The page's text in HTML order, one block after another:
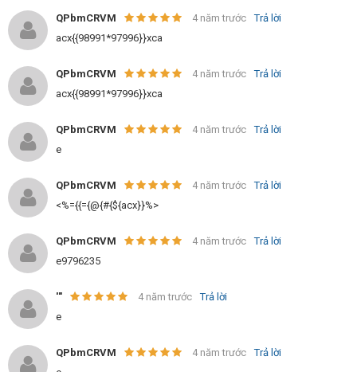
QPbmCRVM 4 năm trước
Trả lời
acx{{98991*97996}}xca
QPbmCRVM 4 năm trước
Trả lời
acx{{98991*97996}}xca
QPbmCRVM 4 năm trước
Trả lời
e
QPbmCRVM 4 năm trước
Trả lời
<%={{={@{#{${acx}}%>
QPbmCRVM 4 năm trước
Trả lời
e9796235
'" 4 năm trước
Trả lời
e
QPbmCRVM 4 năm trước
Trả lời